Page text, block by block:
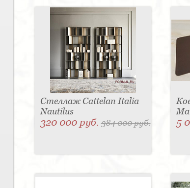
Стеллаж Cattelan Italia
Nautilus
320 000 руб.384 000 руб. 5